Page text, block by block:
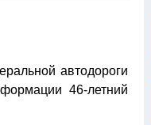
автодороги
46-летний